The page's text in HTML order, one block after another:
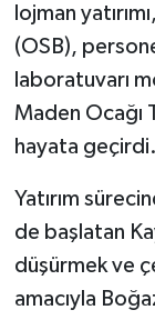
lojman
(OSB),
laboratuvarı
Maden Ocağı
hayata geçirdi.
Yatırım
de başlatan
düşürmek ve
amacıyla